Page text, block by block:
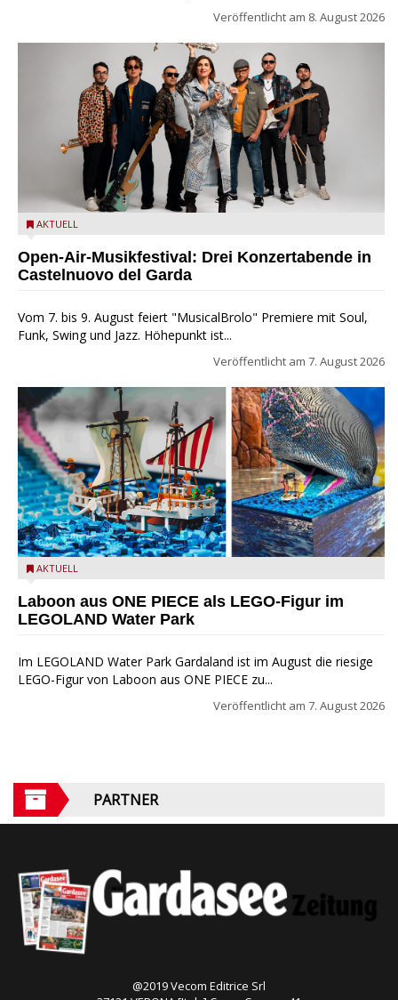
Veröffentlicht am 8. August 2026
Castelnuovo del Garda: Die "Dirotta su Cuba" zu Gast beim
AKTUELL
Open-Air-Musikfestival: Drei Konzertabende in
Castelnuovo del Garda
Vom 7. bis 9. August feiert "MusicalBrolo" Premiere mit Soul,
Funk, Swing und Jazz. Höhepunkt ist...
Veröffentlicht am 7. August 2026
Laboon aus ONE PIECE als LEGO-Figur im LEGOLAND Water
AKTUELL
Laboon aus ONE PIECE als LEGO-Figur im
LEGOLAND Water Park
Im LEGOLAND Water Park Gardaland ist im August die riesige
LEGO-Figur von Laboon aus ONE PIECE zu...
Veröffentlicht am 7. August 2026
PARTNER
@2019 Vecom Editrice Srl